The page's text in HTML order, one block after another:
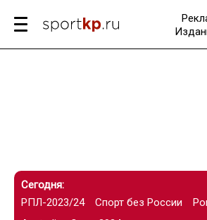
Сегодня:
РПЛ-2023/24
Спорт без России